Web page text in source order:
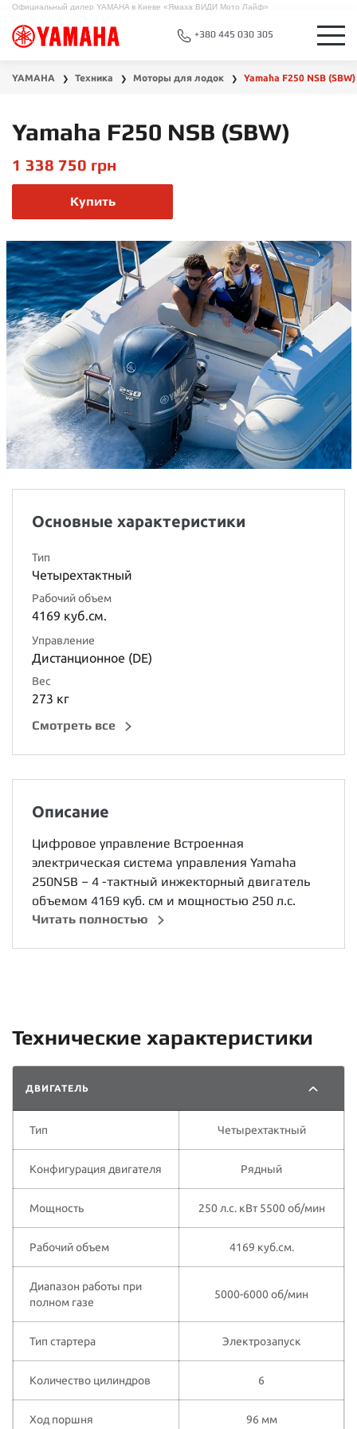
Официальный дилер YAMAHA в Киеве «Ямаха ВИДИ Мото Лайф»
+380 445 030 305
YAMAHA ❯ Техника ❯ Моторы для лодок ❯ Yamaha F250 NSB (SBW)
Yamaha F250 NSB (SBW)
1 338 750 грн
Купить
Основные характеристики
Тип
Четырехтактный
Рабочий объем
4169 куб.см.
Управление
Дистанционное (DE)
Вес
273 кг
Cмотреть все
Описание
Цифровое управление Встроенная
электрическая система управления Yamaha
250NSB – 4 -тактный инжекторный двигатель
объемом 4169 куб. см и мощностью 250 л.с.
Читать полностью
Технические характеристики
ДВИГАТЕЛЬ
Тип Четырехтактный
Конфигурация двигателя Рядный
Мощность 250 л.с. кВт 5500 об/мин
Рабочий объем 4169 куб.см.
Диапазон работы при
полном газе
5000-6000 об/мин
Тип стартера Электрозапуск
Количество цилиндров 6
Ход поршня 96 мм